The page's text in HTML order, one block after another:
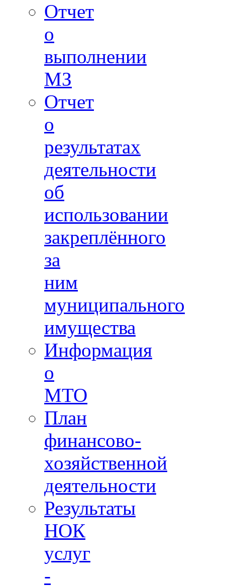
Отчет
о
выполнении
МЗ
Отчет
о
результатах
деятельности
об
использовании
закреплённого
за
ним
муниципального
имущества
Информация
о
МТО
План
финансово-
хозяйственной
деятельности
Результаты
НОК
услуг
-